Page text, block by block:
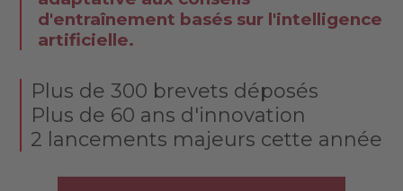
d'entraînement basés sur l'intelligence
artificielle.
Plus de 300 brevets déposés
Plus de 60 ans d'innovation
2 lancements majeurs cette année